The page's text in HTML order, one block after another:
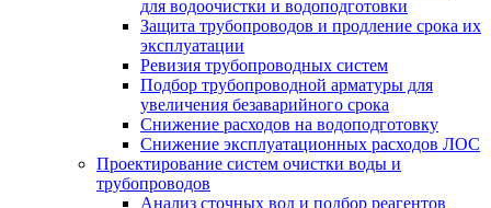
для водоочистки и водоподготовки
Защита трубопроводов и продление срока их
эксплуатации
Ревизия трубопроводных систем
Подбор трубопроводной арматуры для
увеличения безаварийного срока
Снижение расходов на водоподготовку
Снижение эксплуатационных расходов ЛОС
Проектирование систем очистки воды и
трубопроводов
Анализ сточных вод и подбор реагентов